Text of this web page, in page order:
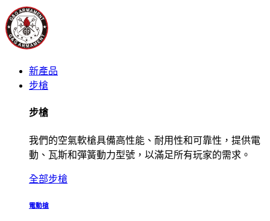
新產品
步槍
步槍
我們的空氣軟槍具備高性能、耐用性和可靠性，提供電
動、瓦斯和彈簧動力型號，以滿足所有玩家的需求。
全部步槍
電動槍